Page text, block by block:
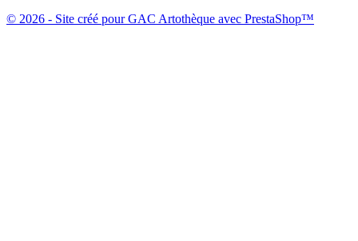
© 2026 - Site créé pour GAC Artothèque avec PrestaShop™